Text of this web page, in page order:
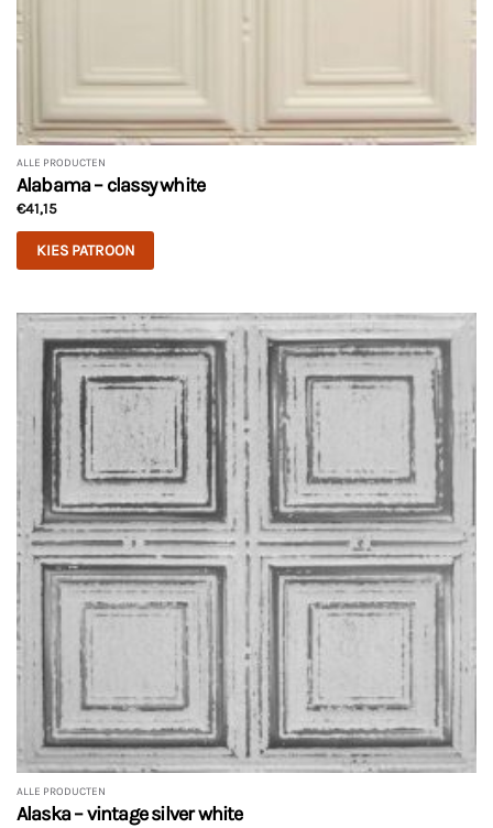
ALLE PRODUCTEN
Alabama – classy white
€41,15
KIES PATROON
heeft
meerdere
optie
kan
gekozen
worden
op
de
productpagina
ALLE PRODUCTEN
Alaska – vintage silver white